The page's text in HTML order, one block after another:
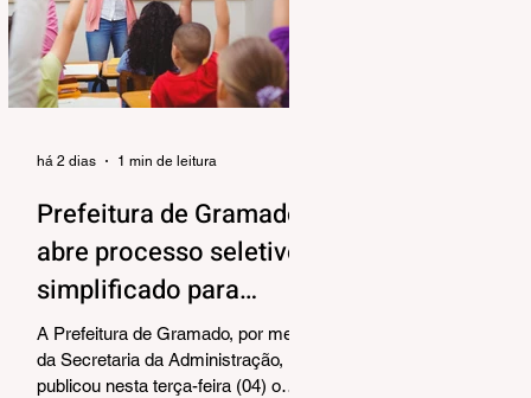
alinhar responsabilidades e
organizar as próximas etapas de
preparação do evento. Também
foram debatidos aspectos
Prefeitura de Gramado
abre processo seletivo
simplificado para
contratação temporária
de professores
A Prefeitura de Gramado, por meio
da Secretaria da Administração,
publicou nesta terça-feira (04) o
há 2 dias 1 min de leitura